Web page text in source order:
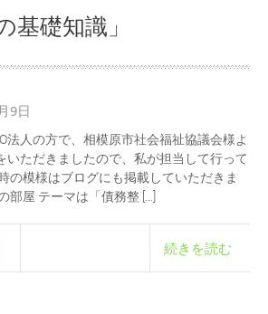
基礎知識」
9日
法人の方で、相模原市社会福祉協議会様よ
いただきましたので、私が担当して行って
の模様はブログにも掲載していただきま
部屋 テーマは「債務整 […]
続きを読む